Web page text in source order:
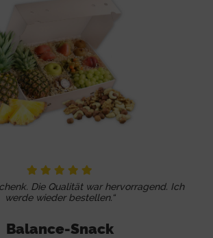
Die Qualität war hervorragend. Ich
werde wieder bestellen.“
Balance-Snack